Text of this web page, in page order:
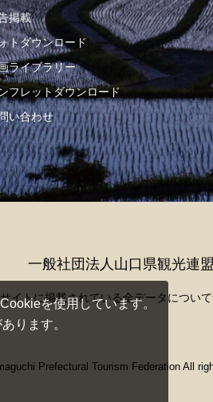
掲載
トダウンロード
ライブラリー
フレットダウンロード
い合わせ
一般社団法人山口県観光連盟
イトに掲載されている全データについ
Prefectural Tourism Federation All
を使用しています。
ります。